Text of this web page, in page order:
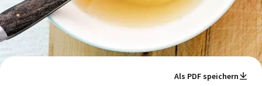
Als PDF speichern